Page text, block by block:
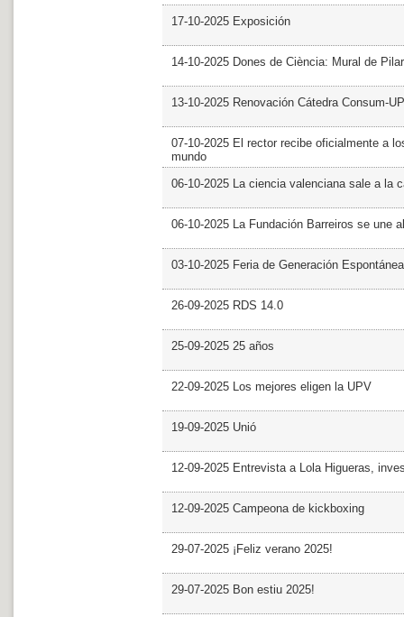
17-10-2025 Exposición
14-10-2025 Dones de Ciència: Mural de
13-10-2025 Renovación Cátedra Consum-
07-10-2025 El rector recibe oficialmente a
mundo
06-10-2025 La ciencia valenciana sale a la
06-10-2025 La Fundación Barreiros se une
03-10-2025 Feria de Generación Espontánea
26-09-2025 RDS 14.0
25-09-2025 25 años
22-09-2025 Los mejores eligen la UPV
19-09-2025 Unió
12-09-2025 Entrevista a Lola Higueras,
12-09-2025 Campeona de kickboxing
29-07-2025 ¡Feliz verano 2025!
29-07-2025 Bon estiu 2025!